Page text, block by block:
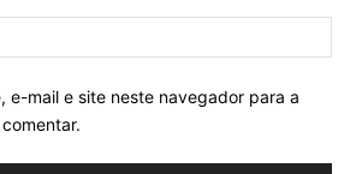
e-mail e site neste navegador para a